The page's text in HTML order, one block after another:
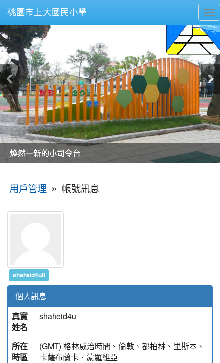
桃園市上大國民小學
美麗的操場是我們活力的來源
美麗的操場是我們活力的來源
煥然一新的小司令台
煥然一新的小司令台
富含桃園埤塘田園風光意象的中廊
富含桃園埤塘田園風光意象的中廊
嶄新的中庭廣場
嶄新的中庭廣場
水生池生生不息
水生池生生不息
用戶管理 » 帳號訊息
shaheid4u0
個人訊息
真實
姓名
shaheid4u
所在
時區
(GMT) 格林威治時間、倫敦、都柏林、里斯本、
卡薩布蘭卡、蒙羅維亞